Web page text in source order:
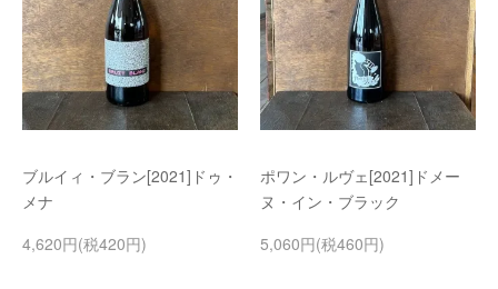
ブルイィ・ブラン[2021]ドゥ・
メナ
4,620円(税420円)
ポワン・ルヴェ[2021]ドメー
ヌ・イン・ブラック
5,060円(税460円)